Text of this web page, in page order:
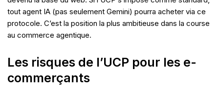
tout agent IA (pas seulement Gemini) pourra acheter via ce
protocole. C’est la position la plus ambitieuse dans la course
au commerce agentique.
Les risques de l’UCP pour les e-
commerçants